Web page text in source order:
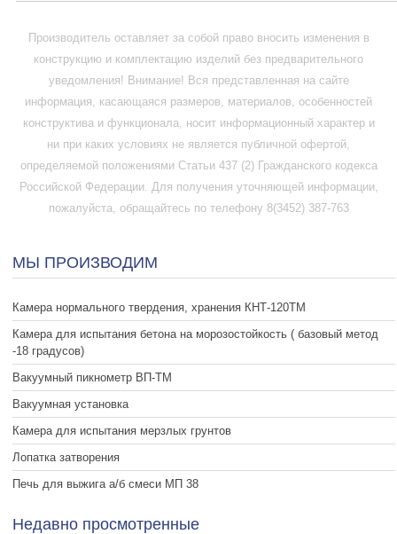
Производитель оставляет за собой право вносить изменения в
конструкцию и комплектацию изделий без предварительного
уведомления! Внимание! Вся представленная на сайте
информация, касающаяся размеров, материалов, особенностей
конструктива и функционала, носит информационный характер и
ни при каких условиях не является публичной офертой,
определяемой положениями Статьи 437 (2) Гражданского кодекса
Российской Федерации. Для получения уточняющей информации,
пожалуйста, обращайтесь по телефону 8(3452) 387-763
МЫ ПРОИЗВОДИМ
Камера нормального твердения, хранения КНТ-120ТМ
Камера для испытания бетона на морозостойкость ( базовый метод
-18 градусов)
Вакуумный пикнометр ВП-ТМ
Вакуумная установка
Камера для испытания мерзлых грунтов
Лопатка затворения
Печь для выжига а/б смеси МП 38
Недавно просмотренные